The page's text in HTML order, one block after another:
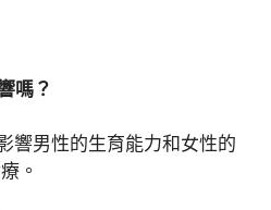
嗎？
響男性的生育能力和女性的
。